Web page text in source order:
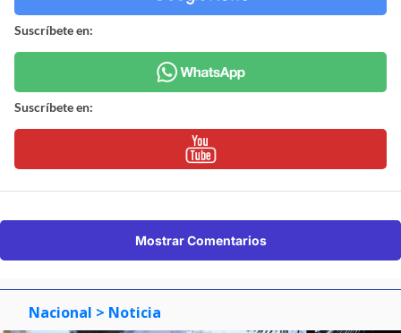
Suscríbete en:
Suscríbete en:
Mostrar Comentarios
Nacional > Noticia